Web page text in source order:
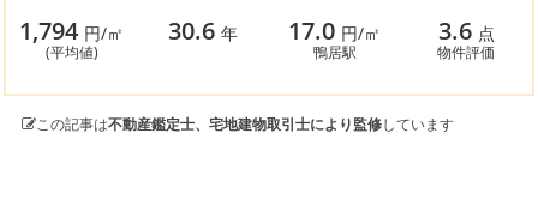
1,794 円/㎡
(平均値)
30.6年 17.0 円/㎡
鴨居駅
3.6 点
物件評価
この記事は不動産鑑定士、宅地建物取引士により監修しています